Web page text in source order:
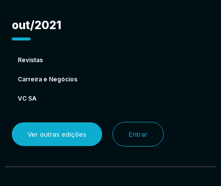
out/2021
Revistas
Carreira e Negócios
VC SA
Ver outras edições Entrar